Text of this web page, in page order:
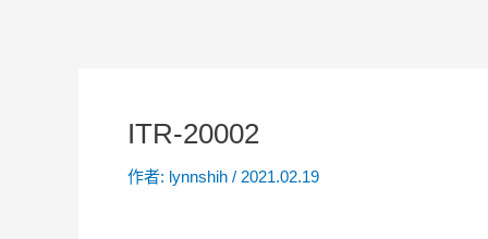
ITR-20002
作者: lynnshih / 2021.02.19